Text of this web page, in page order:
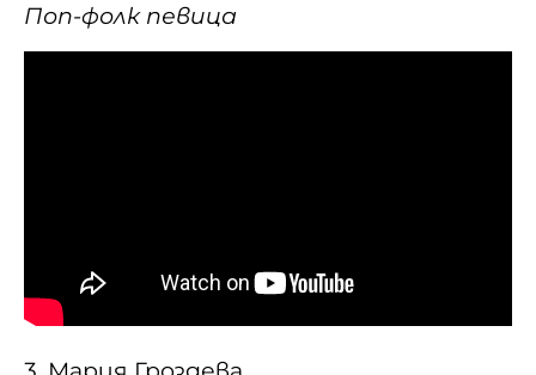
Поп-фолк певица